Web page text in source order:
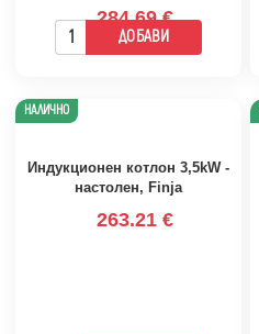
284.69 €
ДОБАВИ
НАЛИЧНО
Индукционен котлон 3,5kW -
настолен, Finja
263.21 €